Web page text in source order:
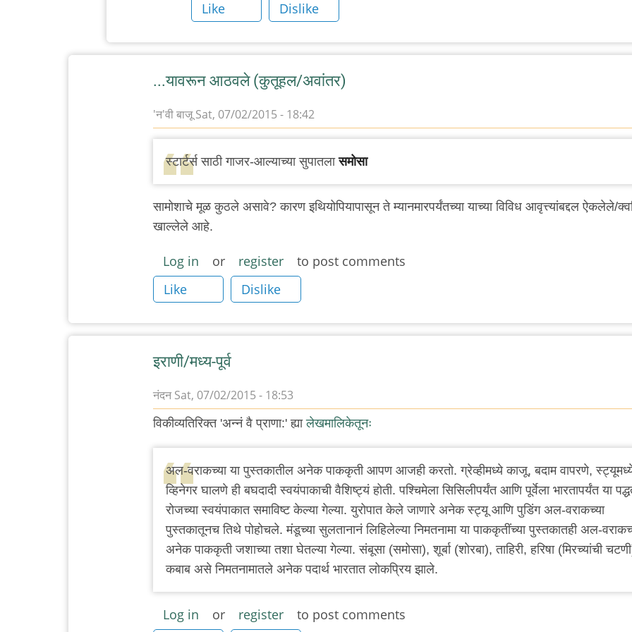
Like Dislike
...यावरून आठवले (कुतूहल/अवांतर)
'न'वी बाजूSat, 07/02/2015 - 18:42
स्टार्टर्स साठी गाजर-आल्याच्या सुपातलासमोसा
सामोशाचे मूळ कुठले असावे? कारण इथियोपियापासून ते म्यानमारपर्यंतच्या याच्या विविध आवृत्त्यांबद्दल ऐकलेले/
खाल्लेले आहे.
Log in or register
to post comments
Like
Dislike
इराणी/मध्य-पूर्व
नंदन Sat, 07/02/2015 - 18:53
विकीव्यतिरिक्त 'अन्नं वै प्राणा:' ह्यालेखमालिकेतूनः
अल-वराकच्या या पुस्तकातील अनेक पाककृती आपण आजही करतो. ग्रेव्हीमध्ये काजू, बदाम वापरणे,
व्हिनेगर घालणे ही बघदादी स्वयंपाकाची वैशिष्ट्यं होती. पश्चिमेला सिसिलीपर्यंत आणि पूर्वेला भारतापर्यंत या
रोजच्या स्वयंपाकात समाविष्ट केल्या गेल्या. युरोपात केले जाणारे अनेक स्ट्यू आणि पुडिंग अल-वराकच्या
पुस्तकातूनच तिथे पोहोचले. मंडूच्या सुलतानानं लिहिलेल्या निमतनामा या पाककृतींच्या पुस्तकातही अल-
अनेक पाककृती जशाच्या तशा घेतल्या गेल्या. संबूसा (समोसा), शूर्बा (शोरबा), ताहिरी, हरिषा (मिरच्यांची
कबाब असे निमतनामातले अनेक पदार्थ भारतात लोकप्रिय झाले.
Log in or register to post comments